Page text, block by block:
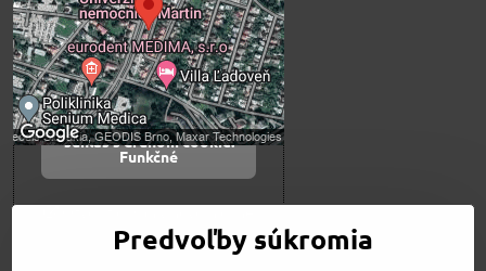
Prajete si načítať externý obsah?
Povoliť tentokrát
Povoliť a zapamätať -
súhlas s druhom cookie:
Funkčné
Otvoriť obsah v novom okne
Predvoľby súkromia